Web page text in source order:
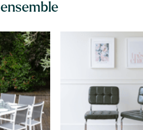
ensemble